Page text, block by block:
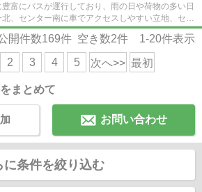
富にバスが運行しており、雨の日や荷物の多い日
、センター南に車でアクセスしやすい立地、セン
、ノースポートモ...
開件数169件 空き数2件 1-20件表示
2 3 4 5 次へ>> 最初
まとめて
お問い合わせ
に条件を絞り込む